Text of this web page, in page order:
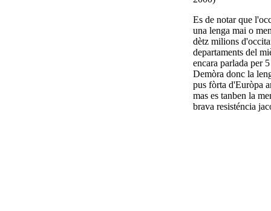
Es de notar que
una lenga mai o
dètz milions
departaments del
encara parlada per
Demòra donc la
pus fòrta d'Euròpa
mas es tanben la
brava resisténcia